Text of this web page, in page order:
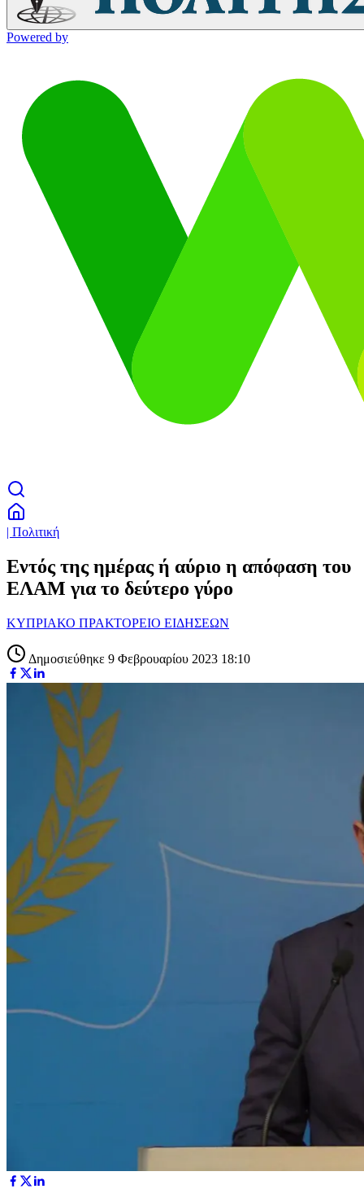
Powered by
| Πολιτική
Εντός της ημέρας ή αύριο η απόφαση του
ΕΛΑΜ για το δεύτερο γύρο
ΚΥΠΡΙΑΚΟ ΠΡΑΚΤΟΡΕΙΟ ΕΙΔΗΣΕΩΝ
Δημοσιεύθηκε 9 Φεβρουαρίου 2023 18:10